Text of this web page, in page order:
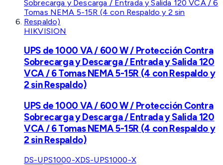
HIKVISION
UPS de 1000 VA / 600 W / Protección Contra
Sobrecarga y Descarga / Entrada y Salida 120
VCA / 6 Tomas NEMA 5-15R (4 con Respaldo y
2 sin Respaldo)
UPS de 1000 VA / 600 W / Protección Contra
Sobrecarga y Descarga / Entrada y Salida 120
VCA / 6 Tomas NEMA 5-15R (4 con Respaldo y
2 sin Respaldo)
DS-UPS1000-XDS-UPS1000-X